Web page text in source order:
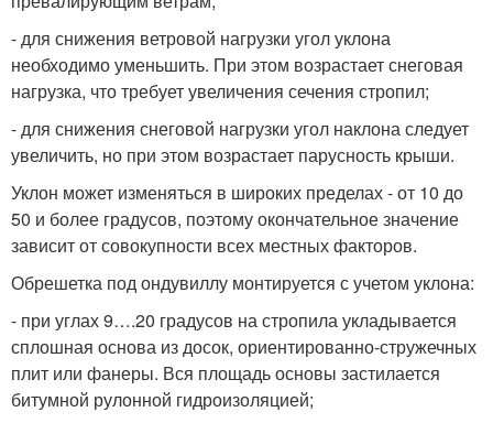
- для снижения ветровой нагрузки угол уклона
необходимо уменьшить. При этом возрастает снеговая
нагрузка, что требует увеличения сечения стропил;
- для снижения снеговой нагрузки угол наклона следует
увеличить, но при этом возрастает парусность крыши.
Уклон может изменяться в широких пределах - от 10 до
50 и более градусов, поэтому окончательное значение
зависит от совокупности всех местных факторов.
Обрешетка под ондувиллу монтируется с учетом уклона:
- при углах 9….20 градусов на стропила укладывается
сплошная основа из досок, ориентированно-стружечных
плит или фанеры. Вся площадь основы застилается
битумной рулонной гидроизоляцией;